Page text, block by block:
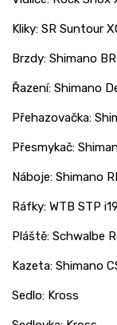
Kliky: SR Suntour
Brzdy: Shimano
Řazení: Shimano
Přehazovačka:
Přesmykač:
Náboje: Shimano
Ráfky: WTB STP i19
Pláště: Schwalbe
Kazeta: Shimano
Sedlo: Kross